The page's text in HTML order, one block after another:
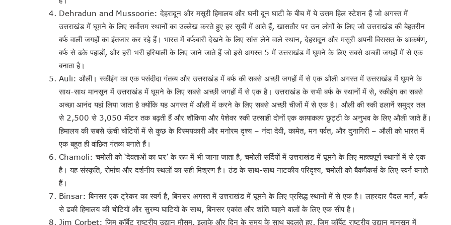
Dehradun and Mussoorie: देहरादून और मसूरी हिमालय और घनी दून घाटी के बीच में ये उत्तम हिल स्टेशन हैं जो अगस्त में
उत्तराखंड में घूमने के लिए सर्वोत्तम स्थानों का उल्लेख करते हुए हर सूची में आते हैं, खासतौर पर उन लोगों के लिए जो उत्तराखंड की बेहतरीन
बर्फ वाली जगहों का इंतजार कर रहे हैं। भारत में बर्फबारी देखने के लिए सांस लेने वाले स्थान, देहरादून और मसूरी अपनी विरासत के आकर्षण,
बर्फ से ढके पहाड़ों, और हरी-भरी हरियाली के लिए जाने जाते हैं जो इसे अगस्त 5 में उत्तराखंड में घूमने के लिए सबसे अच्छी जगहों में से एक
बनाता है।
Auli: औली। स्कीइंग का एक पसंदीदा गंतव्य और उत्तराखंड में बर्फ की सबसे अच्छी जगहों में से एक औली अगस्त में उत्तराखंड में घूमने के
साथ-साथ मानसून में उत्तराखंड में घूमने के लिए सबसे अच्छी जगहों में से एक है। उत्तराखंड के सभी बर्फ के स्थानों में से, स्कीइंग का सबसे
अच्छा आनंद यहां लिया जाता है क्योंकि यह अगस्त में औली में करने के लिए सबसे अच्छी चीजों में से एक है। औली की स्की ढलानें समुद्र तल
से 2,500 से 3,050 मीटर तक बढ़ती हैं और शौकिया और पेशेवर स्की उत्साही दोनों एक कायाकल्प छुट्टी के अनुभव के लिए औली जाते हैं।
हिमालय की सबसे ऊंची चोटियों में से कुछ के विस्मयकारी और मनोरम दृश्य – नंदा देवी, कामेत, मन पर्वत, और दुनागिरी – औली को भारत में
एक बहुत ही वांछित गंतव्य बनाते हैं।
Chamoli: चमोली को ‘देवताओं का घर’ के रूप में भी जाना जाता है, चमोली सर्दियों में उत्तराखंड में घूमने के लिए महत्वपूर्ण स्थानों में से एक
है। यह संस्कृति, रोमांच और दर्शनीय स्थलों का सही मिश्रण है। ठंड के साथ-साथ नाटकीय परिदृश्य, चमोली को बैकपैकर्स के लिए स्वर्ग बनाते
हैं।
Binsar: बिनसर एक ट्रेकर का स्वर्ग है, बिनसर अगस्त में उत्तराखंड में घूमने के लिए प्रसिद्ध स्थानों में से एक है। लहरदार पैदल मार्ग, बर्फ
से ढकी हिमालय की चोटियों और सुरम्य घाटियों के साथ, बिनसर एकांत और शांति चाहने वालों के लिए एक सीप है।
Jim Corbet: जिम कॉर्बेट राष्ट्रीय उद्यान मौसम, इलाके और दिन के समय के साथ बदलते हुए, जिम कॉर्बेट राष्ट्रीय उद्यान मानसून में